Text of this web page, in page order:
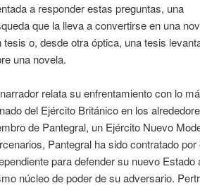
a responder estas preguntas, una
que la lleva a convertirse en una
tesis o, desde otra óptica, una tesis
una novela.
relata su enfrentamiento con lo
del Ejército Británico en los
de Pantegral, un Ejército Nuevo
Pantegral ha sido contratado
para defender su nuevo
núcleo de poder de su adversario.